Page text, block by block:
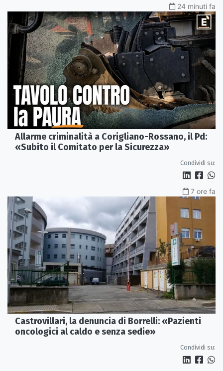
24 minuti fa
Allarme criminalità a Corigliano-Rossano, il Pd:
«Subito il Comitato per la Sicurezza»
Condividi su:
7 ore fa
Castrovillari, la denuncia di Borrelli: «Pazienti
oncologici al caldo e senza sedie»
Condividi su: